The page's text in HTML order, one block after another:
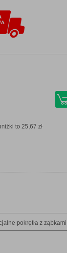
to 25,67 zł
pokrętła z ząbkami